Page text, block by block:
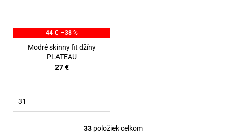
44 € –38 %
Modré skinny fit džíny
PLATEAU
27 €
31
O
33položiek celkom